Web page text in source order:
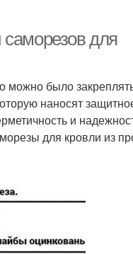
для
можно было
наносят
и
для кровли из